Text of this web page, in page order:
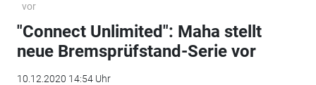
vor
"Connect Unlimited": Maha stellt
neue Bremsprüfstand-Serie vor
10.12.2020 14:54 Uhr